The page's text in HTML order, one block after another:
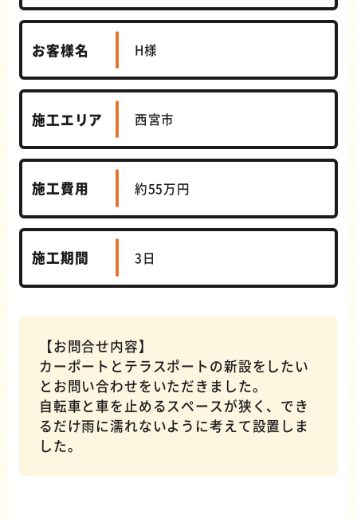
お客様名 H様
施工エリア 西宮市
施工費用 約55万円
施工期間 3日
【お問合せ内容】
カーポートとテラスポートの新設をしたい
とお問い合わせをいただきました。
自転車と車を止めるスペースが狭く、でき
るだけ雨に濡れないように考えて設置しま
した。